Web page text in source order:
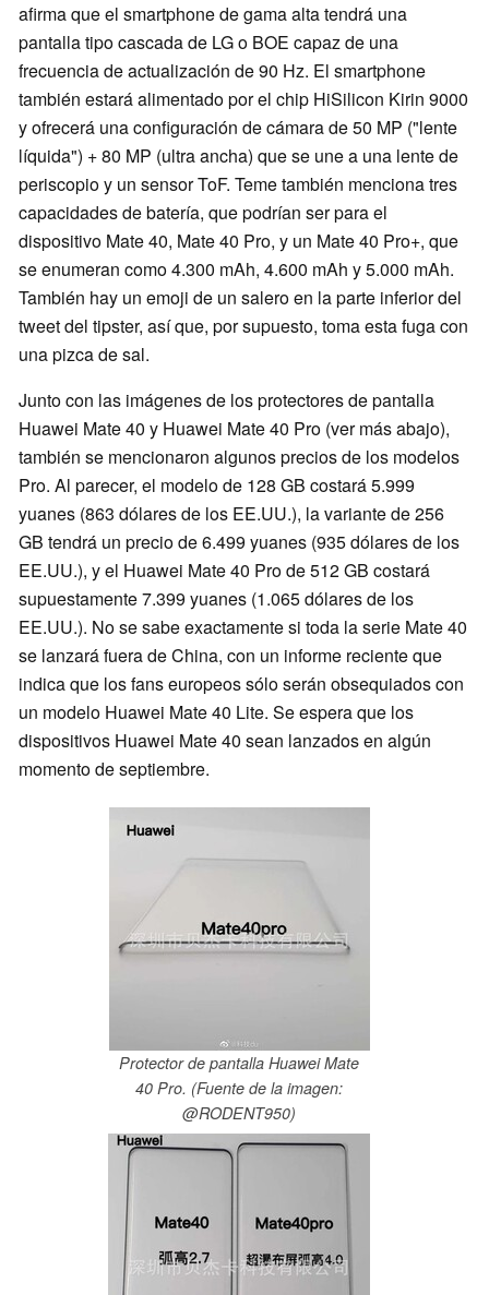
afirma que el smartphone de gama alta tendrá una
pantalla tipo cascada de LG o BOE capaz de una
frecuencia de actualización de 90 Hz. El smartphone
también estará alimentado por el chip HiSilicon Kirin 9000
y ofrecerá una configuración de cámara de 50 MP ("lente
líquida") + 80 MP (ultra ancha) que se une a una lente de
periscopio y un sensor ToF. Teme también menciona tres
capacidades de batería, que podrían ser para el
dispositivo Mate 40, Mate 40 Pro, y un Mate 40 Pro+, que
se enumeran como 4.300 mAh, 4.600 mAh y 5.000 mAh.
También hay un emoji de un salero en la parte inferior del
tweet del tipster, así que, por supuesto, toma esta fuga con
una pizca de sal.
Junto con las imágenes de los protectores de pantalla
Huawei Mate 40 y Huawei Mate 40 Pro (ver más abajo),
también se mencionaron algunos precios de los modelos
Pro. Al parecer, el modelo de 128 GB costará 5.999
yuanes (863 dólares de los EE.UU.), la variante de 256
GB tendrá un precio de 6.499 yuanes (935 dólares de los
EE.UU.), y el Huawei Mate 40 Pro de 512 GB costará
supuestamente 7.399 yuanes (1.065 dólares de los
EE.UU.). No se sabe exactamente si toda la serie Mate 40
se lanzará fuera de China, con un informe reciente que
indica que los fans europeos sólo serán obsequiados con
un modelo Huawei Mate 40 Lite. Se espera que los
dispositivos Huawei Mate 40 sean lanzados en algún
momento de septiembre.
Protector de pantalla Huawei Mate
40 Pro. (Fuente de la imagen:
@RODENT950)